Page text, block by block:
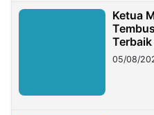
Ketua
05/08/